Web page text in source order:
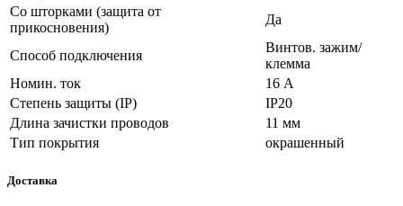
Со шторками (защита от
прикосновения)
Да
Способ подключения
Винтов. зажим/
клемма
Номин. ток
16 А
Степень защиты (IP)
IP20
Длина зачистки проводов
11 мм
Тип покрытия
окрашенный
Доставка